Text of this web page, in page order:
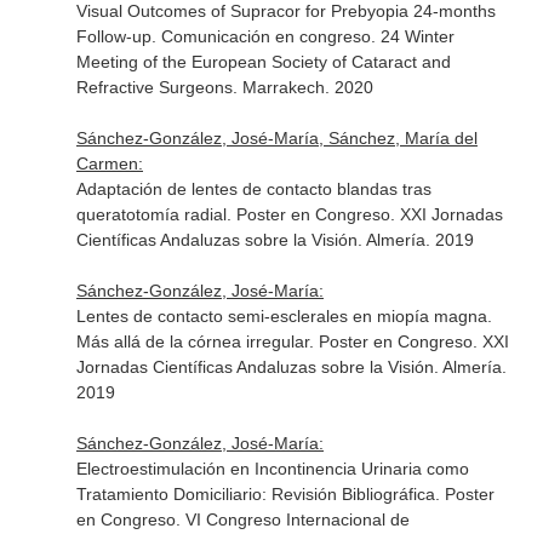
Visual Outcomes of Supracor for Prebyopia 24-months
Follow-up. Comunicación en congreso. 24 Winter
Meeting of the European Society of Cataract and
Refractive Surgeons. Marrakech. 2020
Sánchez-González, José-María, Sánchez, María del
Carmen:
Adaptación de lentes de contacto blandas tras
queratotomía radial. Poster en Congreso. XXI Jornadas
Científicas Andaluzas sobre la Visión. Almería. 2019
Sánchez-González, José-María:
Lentes de contacto semi-esclerales en miopía magna.
Más allá de la córnea irregular. Poster en Congreso. XXI
Jornadas Científicas Andaluzas sobre la Visión. Almería.
2019
Sánchez-González, José-María:
Electroestimulación en Incontinencia Urinaria como
Tratamiento Domiciliario: Revisión Bibliográfica. Poster
en Congreso. VI Congreso Internacional de